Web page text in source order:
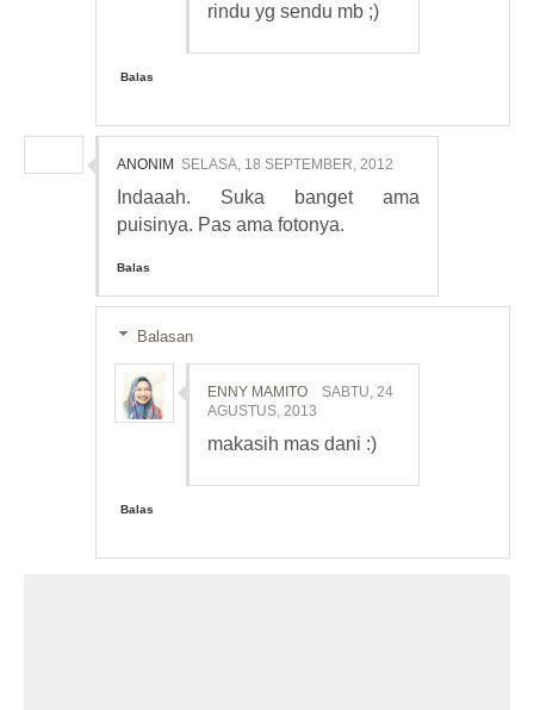
rindu yg sendu mb ;)
Balas
ANONIM SELASA, 18 SEPTEMBER, 2012
Indaaah. Suka banget ama
puisinya. Pas ama fotonya.
Balas
Balasan
ENNY MAMITO
SABTU, 24
AGUSTUS, 2013
makasih mas dani :)
Balas